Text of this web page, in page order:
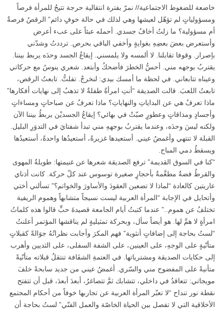
خاضعة للضغوط الاجتماعية// نمرّ بفترة انتقالية حرجة تتيحُ للمرأة فرصاً
ومسؤولياتٍ لم تؤهّل لعيشها وهي لذلك في حالة خوفٍ دائم” الرقصُ فرصةٌ
أم مسؤولية؟ ما زلتُ أخافُ جسدي. أحمله عبئاً على عبء أعرض
وأستعرض بعضَ بعضِهِ بغوايةٍ وأخفي الباقي بحرص. ترددتُ وشدّني
بإصرار. وقوفا تقابلنا. لا ألمسه ولا يلمسني. إيقاعُ الجسد وحدَه يربط بيننا.
يقتربُ بوجهه مني. أحسُّ الخطرَ فأضحكُ وأبتعد. شعري ينوسُ مع حركاتي
وعيناه تتابعاني. في لحظة ما أمسك بيدي: لنخرجْ. تفلتُّ. تابعتُ الرقص،
تابعتُ اللعبَ. قالت الصديقة “أنتِ امرأةٌ طفلةٌ لا تذهبُ إلى نهايات أفكارها”
ماذا تعرفُ هي عن البداياتِ والنهاياتِ؟ ماذا تعرفُ عن صباحاتٍ ومساءاتٍ
وأجسادٍ ومذاقاتٍ وعطورٍ صبّتْ في بهائي؟ إيقاعُ الجسديْن يربطُ بيننا الآن
ولكنه ليسَ وحدَه، وعندما يقتربُ بوجههِ مني تبدأ شفتايَ في التدوَرِ البليل.
القبلة لا تنتهي وأغمضُ عيني. أستعيدها غزيرةً، أستعيدُها واحدةً، أستعيدُها
ويسقطُ دمي المباح.
“كنا في السوق القديمة” ترفع الصديقة شعرها عن غنيمتها: طويلةُ المهوى
والقرطُ فضةٌ مطعَّمةٌ بأحجارٍ صغيرة توسوس عند كلّ حركة. كانت أذناي
عاريتين كالعادة “لماذا لا تضعين العقودَ والأساورَ والخواتم؟” تسألني أختي
وأتحايل في الإجابة “المرأة العربية ليست نسيجاً متشابهاً وهموم الريفية
تختلفُ عن هموم..” عندما كتبتُ أيام الجامعة قصيدةَ حبٍّ قالوا هذه كلماتُ
امرأةٍ لا همَّ لها. هو أيضاً سأل، وبحركة تمثيليةٍ لم يناقشها المؤتمر أعلنتُ
“لستُ بحاجة إلى إضافاتٍ أنثوية” فهم المكرَ وأجابت نظراتُهُ جوَالةً كقبلاتٍ
متأنّيةٍ على الوجهِ، على العينين، على الشفة السفلى، على الثديين وأهرب
إلى حكايات الصديقة ومشترياتها. في العتمةِ الشفَافة تنتقلُ قبلاته متأنّيةً
متأنيةً على المفضوح مني والسّري. أغمضُ عيني من جديد سابحةً خلفَ
مويجاتي: تتعاقدُ في داخلي، تتشابك ثمَّ تتصاغرُ، أبعدَ أبعدَ، قبل أن تتفتح
نقطة نور تنداح “لا تعبّر المرأة العربية عن تجاربها خوفاً من أحكام المجتمع
الأخلاقية التي لا تفصل بين الحياة الخاصّة والعمل الفنّي” لستُ بحاجة أن